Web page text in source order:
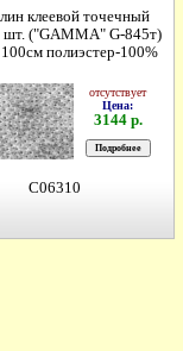
клеевой точечный
шт. ("GAMMA" G-845т)
полиэстер-100%
отсутствует
Цена:
3144 р.
C06310